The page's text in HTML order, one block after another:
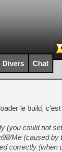
Divers Chat
le build,
(you could not
Me (caused by
correctly (when